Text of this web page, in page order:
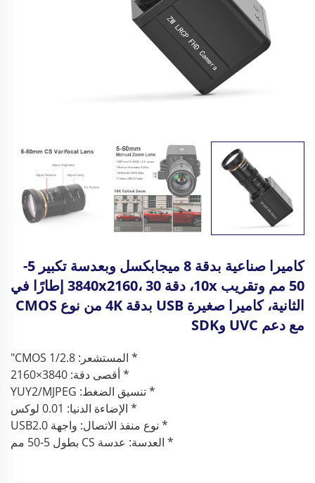
كاميرا صناعية بدقة 8 ميجابكسل وبعدسة تكبير 5-
50 مم وتقريب 10x، دقة 3840x2160، 30 إطارًا في
الثانية، كاميرا صغيرة USB بدقة 4K من نوع CMOS
مع دعم UVC وSDK
* المستشعر: CMOS 1/2.8"
* أقصى دقة: 3840×2160
* تنسيق الضغط: YUY2/MJPEG
* الإضاءة الدنيا: 0.01 لوكس
* نوع منفذ الاتصال: واجهة USB2.0
* العدسة: عدسة CS بطول 5-50 مم